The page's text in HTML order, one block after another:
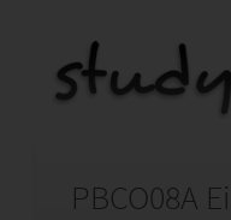
PBCO08A